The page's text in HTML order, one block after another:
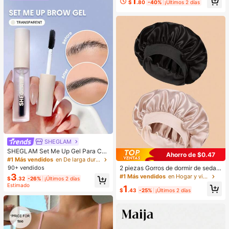
SHEGLAM
SHEGLAM Set Me Up Gel Para Cej
as Marca De Belleza CosméTica M
aquillaje Para Mujeres Y NiñAs
#1 Más vendidos
en De larga duración Cejas
90+ vendidos
$3.32 -26% ¡Últimos 2 días
Estimado
s Y NiñAs
$ .80 -40% ¡Últimos 2 días
Ahorro de $0.47
2 piezas Gorros de dormir de seda y
satén de lujo, unicolor, gorros elásti
cos de protección del cabello, liger
os y cómodos para usar toda la noc
la
#1 Más vendidos en Hogar y vida
$1 .43 -25% ¡Últimos 2 días